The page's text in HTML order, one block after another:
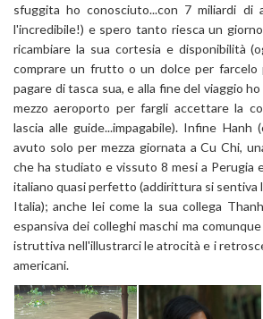
sfuggita ho conosciuto...con 7 miliardi di
l'incredibile!) e spero tanto riesca un
ricambiare la sua cortesia e disponibilità
comprare un frutto o un dolce per farcelo
pagare di tasca sua, e alla fine del viaggio
mezzo aeroporto per fargli accettare la
lascia alle guide...impagabile). Infine Hanh
avuto solo per mezza giornata a Cu Chi,
che ha studiato e vissuto 8 mesi a Perugia
italiano quasi perfetto (addirittura si sentiva
Italia); anche lei come la sua collega
espansiva dei colleghi maschi ma
istruttiva nell'illustrarci le atrocità e i
americani.